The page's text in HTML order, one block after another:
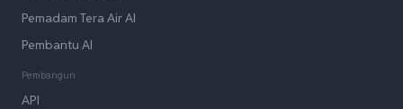
Pemadam Tera Air AI
Pembantu AI
Pembangun
API